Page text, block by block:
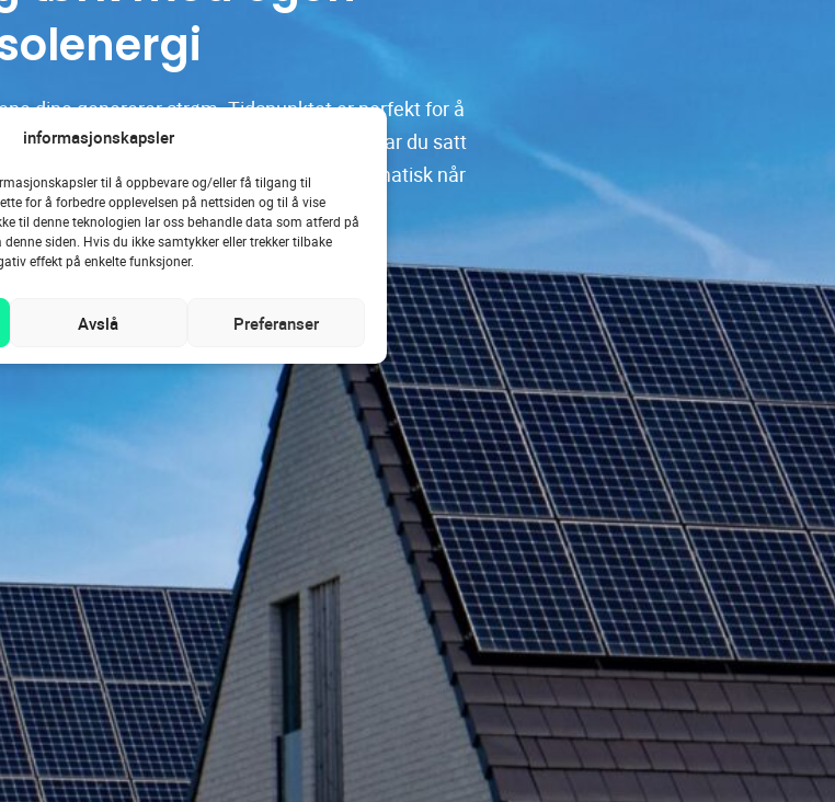
informasjonskapsler
til å oppbevare og/eller få tilgang til
for å forbedre opplevelsen på nettsiden og til å vise
til denne teknologien lar oss behandle data som atferd på
denne siden. Hvis du ikke samtykker eller trekker tilbake
effekt på enkelte funksjoner.
Avslå Preferanser
dine genererer strøm. Tidspunktet er perfekt for å
eller oppvaskmaskinen. Heldigvis har du satt
hvitevarene dine. De starter automatisk når
Kostnadseffektivt og bærekraftig.